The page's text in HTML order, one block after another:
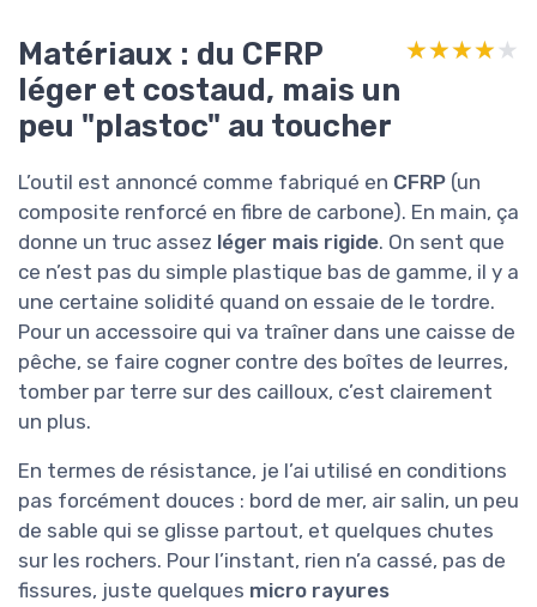
Matériaux : du CFRP
léger et costaud, mais un
peu "plastoc" au toucher
★★★★★
★★★★★
L’outil est annoncé comme fabriqué en CFRP (un
composite renforcé en fibre de carbone). En main, ça
donne un truc assez léger mais rigide. On sent que
ce n’est pas du simple plastique bas de gamme, il y a
une certaine solidité quand on essaie de le tordre.
Pour un accessoire qui va traîner dans une caisse de
pêche, se faire cogner contre des boîtes de leurres,
tomber par terre sur des cailloux, c’est clairement
un plus.
En termes de résistance, je l’ai utilisé en conditions
pas forcément douces : bord de mer, air salin, un peu
de sable qui se glisse partout, et quelques chutes
sur les rochers. Pour l’instant, rien n’a cassé, pas de
fissures, juste quelques micro rayures